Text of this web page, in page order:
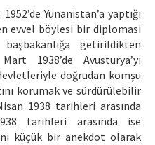
Yunanistan’a yaptığı
evvel böylesi bir diplomasi
getirildikten
1938’de Avusturya’yı
doğrudan komşu
korumak ve sürdürülebilir
1938 tarihleri arasında
tarihleri arasında ise
küçük bir anekdot olarak